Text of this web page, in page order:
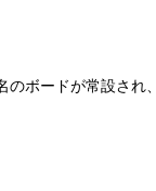
ボードが常設され、